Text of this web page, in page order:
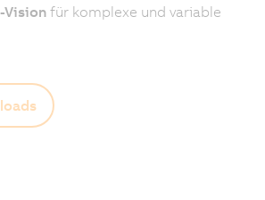
Visionfür komplexe und variable